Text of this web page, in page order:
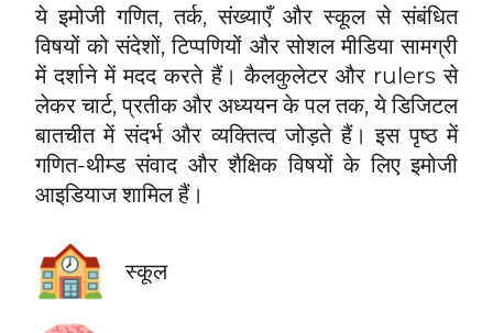
ये इमोजी गणित, तर्क, संख्याएँ और स्कूल से संबंधित
विषयों को संदेशों, टिप्पणियों और सोशल मीडिया सामग्री
में दर्शाने में मदद करते हैं। कैलकुलेटर और rulers से
लेकर चार्ट, प्रतीक और अध्ययन के पल तक, ये डिजिटल
बातचीत में संदर्भ और व्यक्तित्व जोड़ते हैं। इस पृष्ठ में
गणित-थीम्ड संवाद और शैक्षिक विषयों के लिए इमोजी
आइडियाज शामिल हैं।
🏫 स्कूल